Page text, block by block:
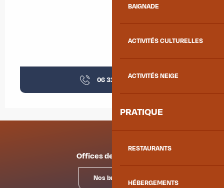
BAIGNADE
ACTIVITÉS CULTURELLES
ACTIVITÉS NEIGE
PRATIQUE
RESTAURANTS
HÉBERGEMENTS
06 31 79 90▒▒
Offices de tourisme
Nos bureaux